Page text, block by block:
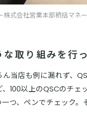
式会社営業本部統括マネ
取り組みを行
当店も例に漏れず、
100以上のQSCのチ
つ、ペンでチェック